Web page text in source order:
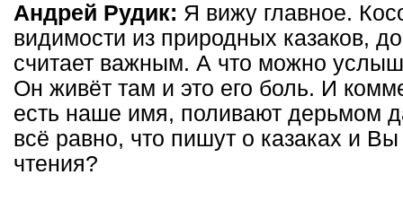
Андрей Рудик: Я вижу главное.
видимости из природных казаков,
считает важным. А что можно
Он живёт там и это его боль. И
есть наше имя, поливают дерьмом
всё равно, что пишут о казаках и
чтения?